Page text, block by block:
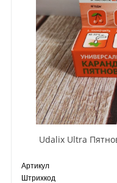
Udalix Ultra
Артикул
Штрихкод